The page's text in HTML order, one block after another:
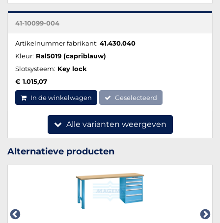
41-10099-004
Artikelnummer fabrikant: 41.430.040
Kleur: Ral5019 (capriblauw)
Slotsysteem: Key lock
€ 1.015,07
In de winkelwagen Geselecteerd
Alle varianten weergeven
Alternatieve producten